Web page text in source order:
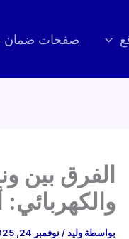
صفحات ضمان
الفرق بين
بواسطة وليد/ نوفمبر 24, 2025